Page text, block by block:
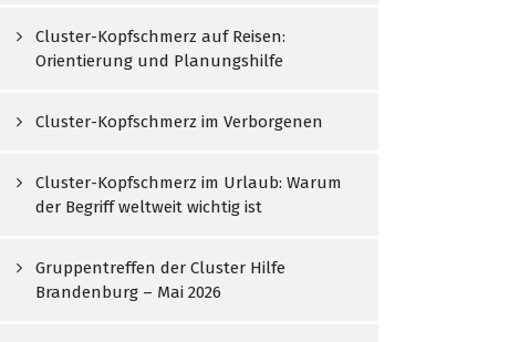
Cluster-Kopfschmerz auf Reisen:
Orientierung und Planungshilfe
Cluster-Kopfschmerz im Verborgenen
Cluster-Kopfschmerz im Urlaub: Warum
der Begriff weltweit wichtig ist
Gruppentreffen der Cluster Hilfe
Brandenburg – Mai 2026